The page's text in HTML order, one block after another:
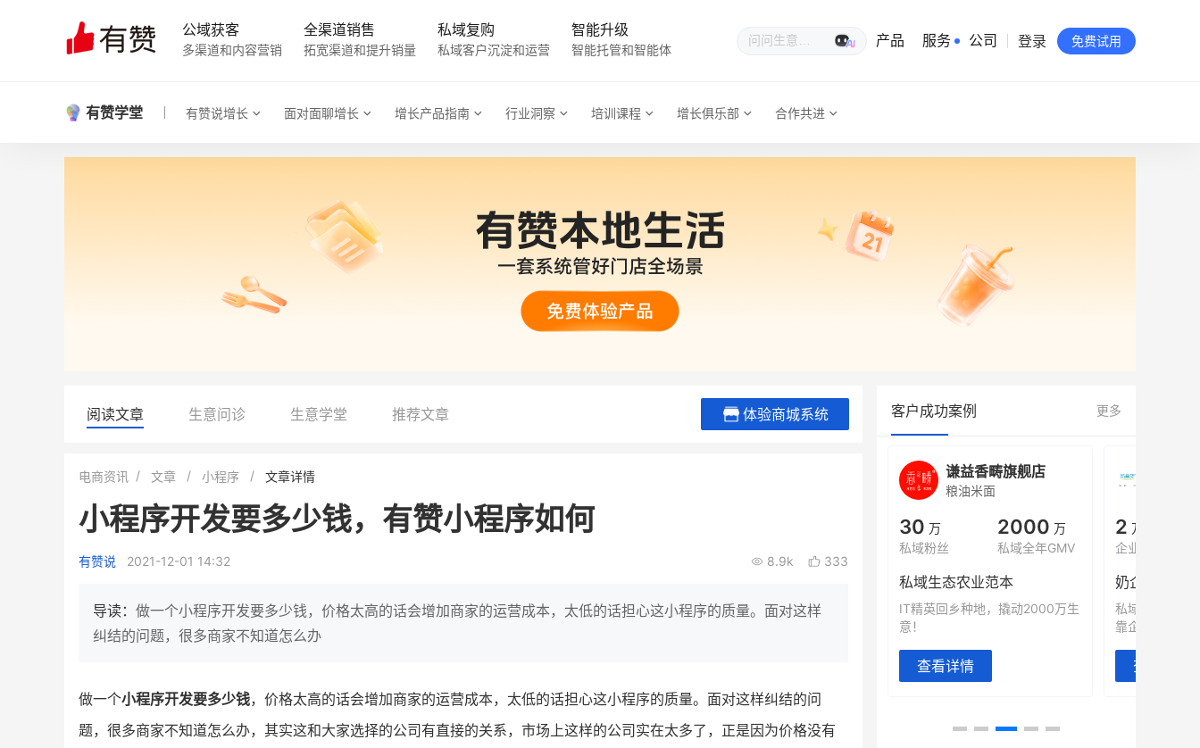
公域获客
多渠道和内容营销
全渠道销售
拓宽渠道和提升销量
私域复购
私域客户沉淀和运营
智能升级
智能托管和智能体
生意专家
产品 服务 公司
有赞公益
站点地图
登录 免费试用
有赞学堂 有赞说增长 面对面聊增长 增长产品指南 行业洞察 培训课程 增长俱乐部 合作共进
阅读文章 生意问诊 生意学堂 推荐文章 体验商城系统
电商资讯 文章 小程序 文章详情
小程序开发要多少钱，有赞小程序如何
有赞说 2021-12-01 14:32 8.9k 333
导读： 做一个小程序开发要多少钱，价格太高的话会增加商家的运营成本，太低的话担心这小程序的质量。面对这样
纠结的问题，很多商家不知道怎么办
做一个小程序开发要多少钱，价格太高的话会增加商家的运营成本，太低的话担心这小程序的质量。面对这样纠结的问
题，很多商家不知道怎么办，其实这和大家选择的公司有直接的关系，市场上这样的公司实在太多了，正是因为价格没有
客户成功案例 更多
白帝牛奶旗舰店
900
私域样本打法！新希望白帝乳业
靠企业微信实现销售额翻 8 倍！
小鹿蓝蓝会员
80% +
7900 万
三只松鼠旗下的网红婴儿辅食品
牌，22天便拿下类目第一
母婴
有货源没流量？母婴馆如何破局
查看详情
这家女装连锁如何借有赞破局新
谦益香畴旗舰店
粮油米面
30 万
私域粉丝
2000 万
私域全年GMV
私域生态农业范本
IT精英回乡种地，撬动2000万生
意！
查看详情
2 万人
奶企靠企业
私域样本打法
靠企业微信实
查看详情